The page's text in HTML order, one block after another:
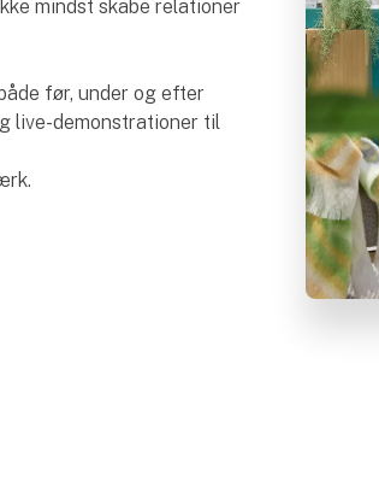
mindst skabe relationer
før, under og efter
live-demonstrationer til